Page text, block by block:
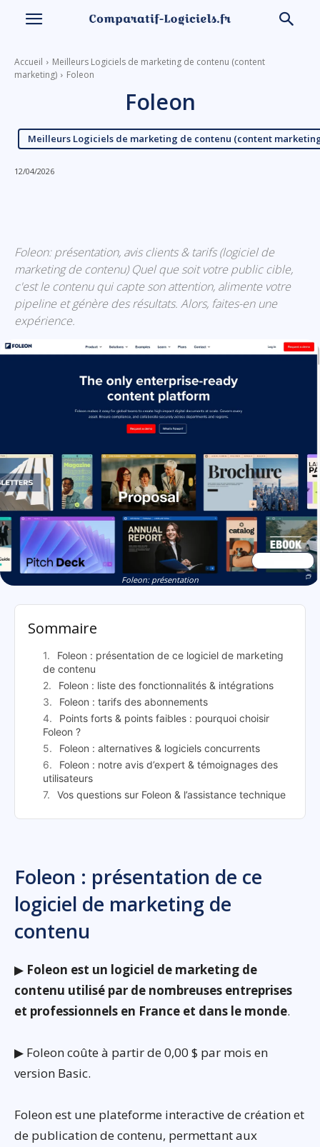
Accueil
Meilleurs Logiciels de marketing de contenu (content
marketing)
Foleon
Foleon
Meilleurs Logiciels de marketing de contenu (content
12/04/2026
Foleon: présentation, avis clients & tarifs (logiciel de
marketing de contenu) Quel que soit votre public cible,
c'est le contenu qui capte son attention, alimente votre
pipeline et génère des résultats. Alors, faites-en une
expérience.
Foleon: présentation
Sommaire
Foleon : présentation de ce logiciel de marketing
de contenu
Foleon : liste des fonctionnalités & intégrations
Foleon : tarifs des abonnements
Points forts & points faibles : pourquoi choisir
Foleon ?
Foleon : alternatives & logiciels concurrents
Foleon : notre avis d’expert & témoignages des
utilisateurs
Vos questions sur Foleon & l’assistance technique
Foleon : présentation de ce
logiciel de marketing de
contenu
▶ Foleon est un logiciel de marketing de
contenu utilisé par de nombreuses entreprises
et professionnels en France et dans le monde.
▶ Foleon coûte à partir de 0,00 $ par mois en
version Basic.
Foleon est une plateforme interactive de création et
de publication de contenu, permettant aux